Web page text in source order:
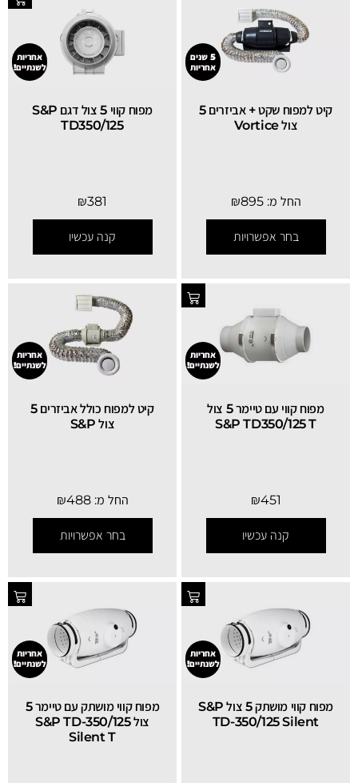
קיט למפוח שקט + אביזרים 5
צול Vortice
החל מ: ₪895
בחר אפשרויות
5 שנים
אחריות
מפוח קווי 5 צול דגם S&P
TD350/125
₪381
קנה עכשיו
אחריות
לשנתיים!
מפוח קווי עם טיימר 5 צול
S&P TD350/125 T
₪451
קנה עכשיו
אחריות
לשנתיים!
קיט למפוח כולל אביזרים 5
צול S&P
החל מ: ₪488
בחר אפשרויות
אחריות
לשנתיים!
מפוח קווי מושתק 5 צול S&P
TD-350/125 Silent
אחריות
לשנתיים!
מפוח קווי מושתק עם טיימר 5
צול S&P TD-350/125
Silent T
אחריות
לשנתיים!